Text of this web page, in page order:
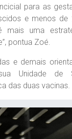
para as
e menos de
mais uma
pontua Zoé.
e demais
Unidade de
das duas vacinas.